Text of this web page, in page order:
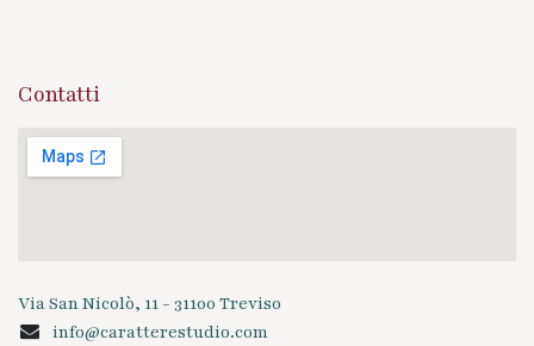
Contatti
Via San Nicolò, 11 - 31100 Treviso
info@caratterestudio.com